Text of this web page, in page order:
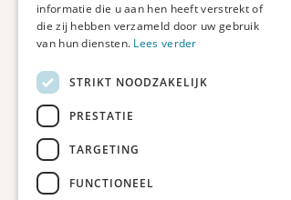
informatie die u aan hen heeft verstrekt of
die zij hebben verzameld door uw gebruik
van hun diensten. Lees verder
STRIKT NOODZAKELIJK
PRESTATIE
TARGETING
FUNCTIONEEL